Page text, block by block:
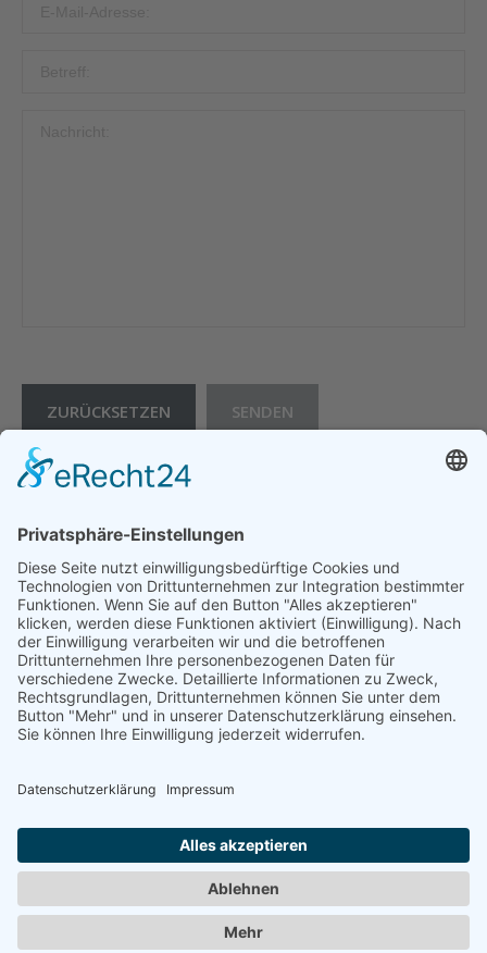
© 2021 - 2026 Leichtathletik Sonneberg e. V.
Einstellungen